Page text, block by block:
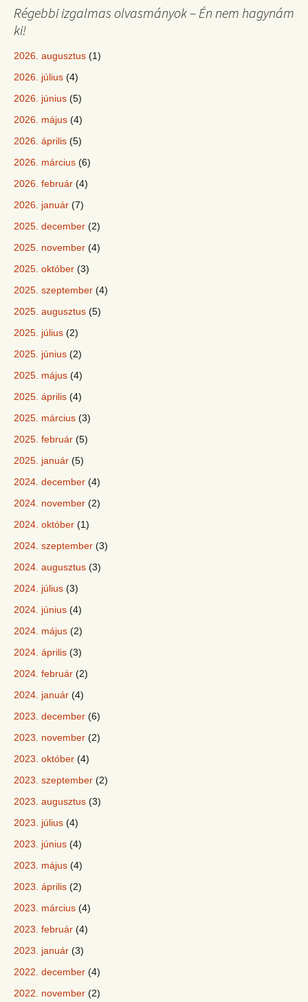
Régebbi izgalmas olvasmányok – Én nem hagynám
ki!
2026. augusztus (1)
2026. július (4)
2026. június (5)
2026. május (4)
2026. április (5)
2026. március (6)
2026. február (4)
2026. január (7)
2025. december (2)
2025. november (4)
2025. október (3)
2025. szeptember (4)
2025. augusztus (5)
2025. július (2)
2025. június (2)
2025. május (4)
2025. április (4)
2025. március (3)
2025. február (5)
2025. január (5)
2024. december (4)
2024. november (2)
2024. október (1)
2024. szeptember (3)
2024. augusztus (3)
2024. július (3)
2024. június (4)
2024. május (2)
2024. április (3)
2024. február (2)
2024. január (4)
2023. december (6)
2023. november (2)
2023. október (4)
2023. szeptember (2)
2023. augusztus (3)
2023. július (4)
2023. június (4)
2023. május (4)
2023. április (2)
2023. március (4)
2023. február (4)
2023. január (3)
2022. december (4)
2022. november (2)